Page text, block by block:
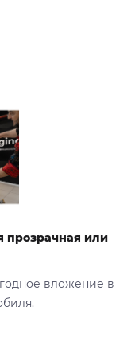
прозрачная или
вложение в